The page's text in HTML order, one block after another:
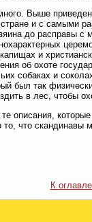
Выше
стране и с самыми
до расправы
и
об охоте
собаках и
был так
в лес, чтобы
описания,
что скандинавы
К